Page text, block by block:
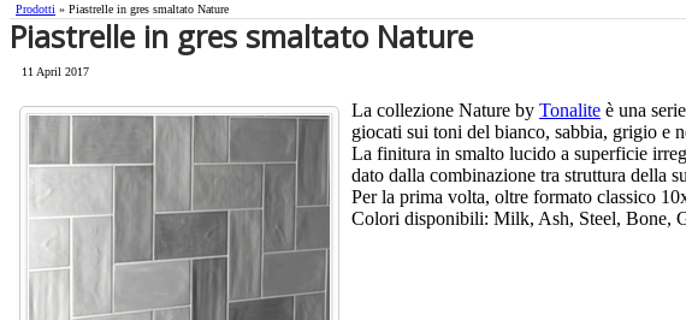
Prodotti » Piastrelle in gres smaltato Nature
Piastrelle in gres smaltato Nature
11 April 2017
La collezione Nature by Tonalite è una
giocati sui toni del bianco, sabbia, grigio e
La finitura in smalto lucido a superficie
dato dalla combinazione tra struttura della
Per la prima volta, oltre formato classico
Colori disponibili: Milk, Ash, Steel, Bone,